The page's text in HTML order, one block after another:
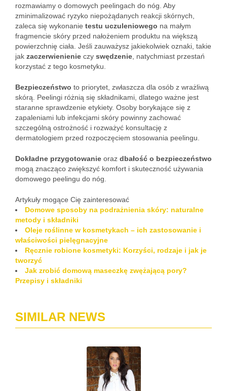
rozmawiamy o domowych peelingach do nóg. Aby
zminimalizować ryzyko niepożądanych reakcji skórnych,
zaleca się wykonanie testu uczuleniowego na małym
fragmencie skóry przed nałożeniem produktu na większą
powierzchnię ciała. Jeśli zauważysz jakiekolwiek oznaki, takie
jak zaczerwienienie czy swędzenie , natychmiast przestań
korzystać z tego kosmetyku.
Bezpieczeństwo to priorytet, zwłaszcza dla osób z wrażliwą
skórą. Peelingi różnią się składnikami, dlatego ważne jest
staranne sprawdzenie etykiety. Osoby borykające się z
zapaleniami lub infekcjami skóry powinny zachować
szczególną ostrożność i rozważyć konsultację z
dermatologiem przed rozpoczęciem stosowania peelingu.
Dokładne przygotowanie oraz dbałość o bezpieczeństwo
mogą znacząco zwiększyć komfort i skuteczność używania
domowego peelingu do nóg.
Artykuły mogące Cię zainteresować
Domowe sposoby na podrażnienia skóry: naturalne
metody i składniki
Oleje roślinne w kosmetykach – ich zastosowanie i
właściwości pielęgnacyjne
Ręcznie robione kosmetyki: Korzyści, rodzaje i jak je
tworzyć
Jak zrobić domową maseczkę zwężającą pory?
Przepisy i składniki
SIMILAR NEWS